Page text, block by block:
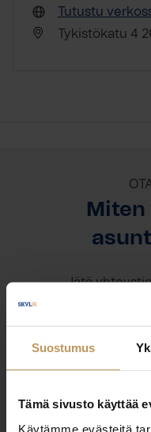
Suostumus
Tämä sivusto käyttää
Käytämme evästeitä
Tutustu
Tykistökatu 4
Jätä
Julius